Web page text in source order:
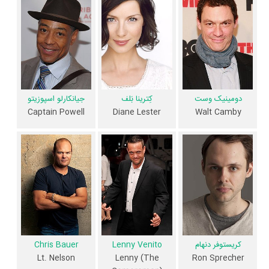
Condola Rashad
Aaron Yoo و یکی از 4 اثر شاخص کِترینا بَلفدر حرفه
بازیگری محسوب می‌شود.
همچنینجودی فاسترکارگردان هیولای پول اولین همکاری خود با بازیگرانی
جرج کلونی جولیا رابرتس ،Jack O'Connell دومینیک وست،کِترینا
بَلف،جیانکارلو اسپوزیتو، کریستوفر دنهام، Lenny Venito،Chris Bauer،
Dennis Boutsikaris
Emily Meade، Condola Rashad ،Aaron Yoo
هیولای پول نیز 86 همکاریِ اول رخ داده، به‌عبارت دیگر در این فیلم میان هر
یک از 14 بازیگر با یکدیگر یک رابطه همکاری شکل گرفته که 86 همکاری برای
اولین‌مرتبه در هیولای پول رخ داده است. مانند:جرج کلونی وJack
O'Connell،جولیا رابرتس وکِترینا بَلف،دومینیک وستوجیانکارلو اسپوزیتو
کریستوفر دنهامو Lenny Venito،Chris Bauer و Dennis Boutsikaris
عوامل فیلم هیولای پول
دومینیک وست
Walt Camby
کِترینا بَلف
Diane Lester
جیانکارلو اسپوزیتو
Captain Powell
کریستوفر دنهام
Ron Sprecher
Lenny Venito
Lenny (The
Chris Bauer
Lt. Nelson